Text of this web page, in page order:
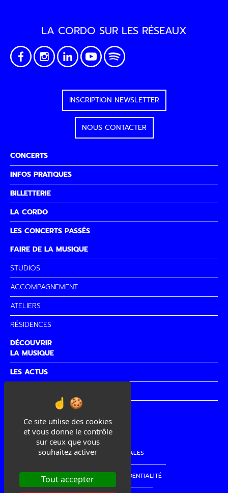
Ce site utilise des cookies
et vous donne le contrôle
sur ceux que vous
souhaitez activer
Tout accepter
CONCERTS
INFOS PRATIQUES
BILLETTERIE
LA CORDO
LES CONCERTS PASSÉS
FAIRE DE LA MUSIQUE
STUDIOS
ACCOMPAGNEMENT
ATELIERS
RÉSIDENCES
DÉCOUVRIR
LA MUSIQUE
LES ACTUS
LA MUSIQUE
LA CORDO SUR LES RÉSEAUX
INSCRIPTION NEWSLETTER
NOUS CONTACTER
MENTIONS LÉGALES
POLITIQUE DE CONFIDENTIALITÉ